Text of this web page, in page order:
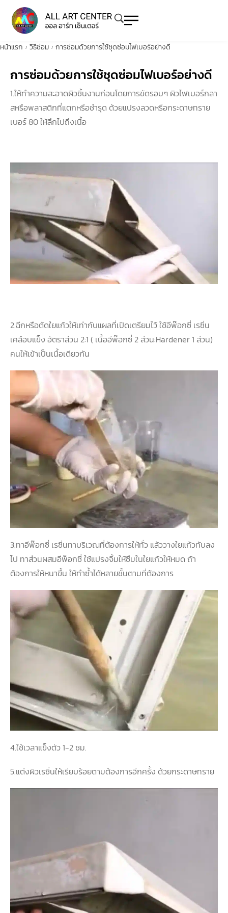
หน้าแรก / วิธีซ่อม / การซ่อมด้วยการใช้ชุดซ่อมไฟเบอร์อย่างดี
การซ่อมด้วยการใช้ชุดซ่อมไฟเบอร์อย่างดี
1.ให้ทำความสะอาดผิวชิ้นงานก่อนโดยการขัดรอบๆ ผิวไฟเบอร์กลา
สหรือพลาสติกที่แตกหรือชำรุด ด้วยแปรงลวดหรือกระดาษทราย
เบอร์ 80 ให้ลึกไปถึงเนื้อ
2.ฉีกหรือตัดใยแก้วให้เท่ากับแผลที่เปิดเตรียมไว้ ใช้อีพ๊อกซี่ เรซิ่น
เคลือบแข็ง อัตราส่วน 2:1 ( เนื้ออีพ๊อกซี่ 2 ส่วน:Hardener 1 ส่วน)
คนให้เข้าเป็นเนื้อเดียวกัน
3.ทาอีพ๊อกซี่ เรซิ่นทาบริเวณที่ต้องการให้ทั่ว แล้ววางใยแก้วทับลง
ไป ทาส่วนผสมอีพ็อกซี่ ใช้แปรงจิ้มให้ซึมในใยแก้วให้หมด ถ้า
ต้องการให้หนาขึ้น ให้ทำซ้ำได้หลายชั้นตามที่ต้องการ
4.ใช้เวลาแข็งตัว 1-2 ชม.
5.แต่งผิวเรซิ่นให้เรียบร้อยตามต้องการอีกครั้ง ด้วยกระดาษทราย